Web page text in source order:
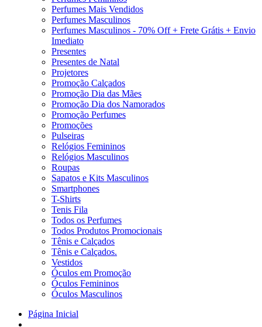
Perfumes Mais Vendidos
Perfumes Masculinos
Perfumes Masculinos - 70% Off + Frete Grátis + Envio
Imediato
Presentes
Presentes de Natal
Projetores
Promoção Calçados
Promoção Dia das Mães
Promoção Dia dos Namorados
Promoção Perfumes
Promoções
Pulseiras
Relógios Femininos
Relógios Masculinos
Roupas
Sapatos e Kits Masculinos
Smartphones
T-Shirts
Tenis Fila
Todos os Perfumes
Todos Produtos Promocionais
Tênis e Calçados
Tênis e Calçados.
Vestidos
Óculos em Promoção
Óculos Femininos
Óculos Masculinos
Página Inicial